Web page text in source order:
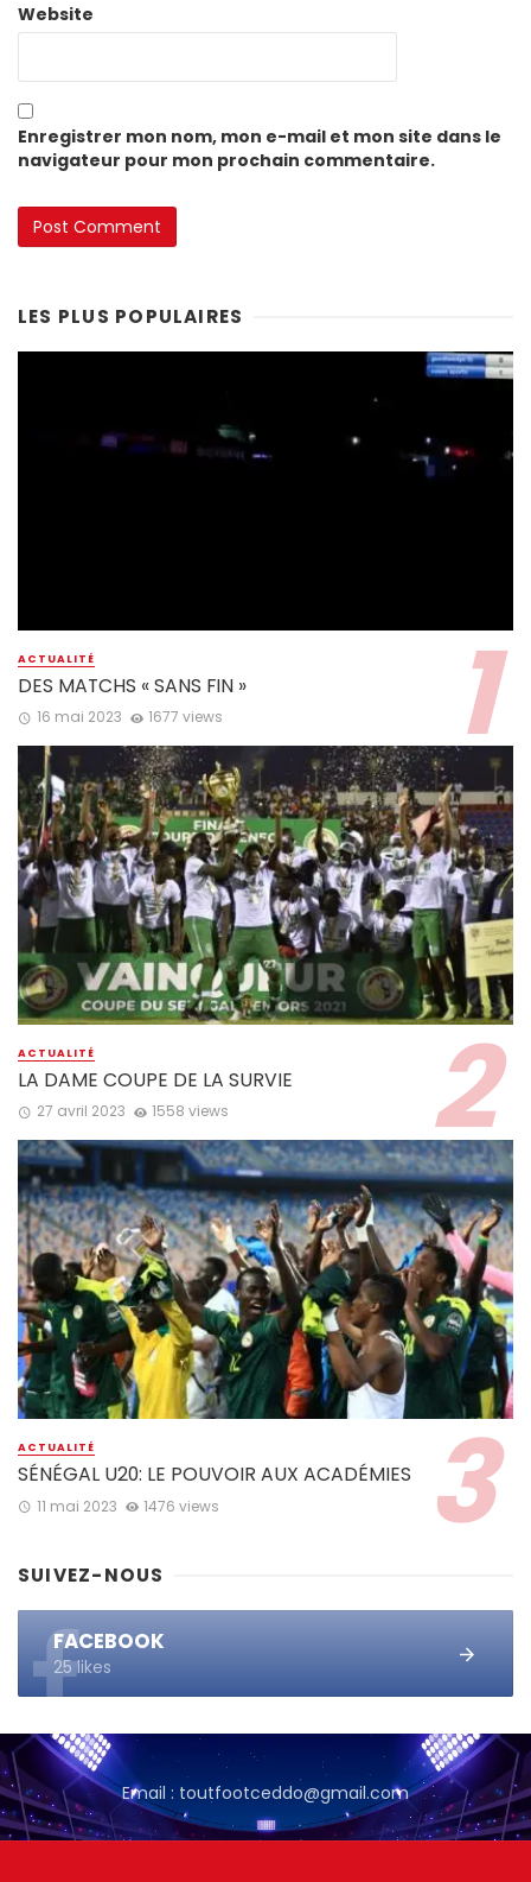
Website
Enregistrer mon nom, mon e-mail et mon site dans le
navigateur pour mon prochain commentaire.
LES PLUS POPULAIRES
ACTUALITÉ
DES MATCHS « SANS FIN »
16 mai 2023 1677 views
ACTUALITÉ
LA DAME COUPE DE LA SURVIE
27 avril 2023 1558 views
ACTUALITÉ
SÉNÉGAL U20: LE POUVOIR AUX ACADÉMIES
11 mai 2023 1476 views
SUIVEZ-NOUS
FACEBOOK
25 likes
Email : toutfootceddo@gmail.com